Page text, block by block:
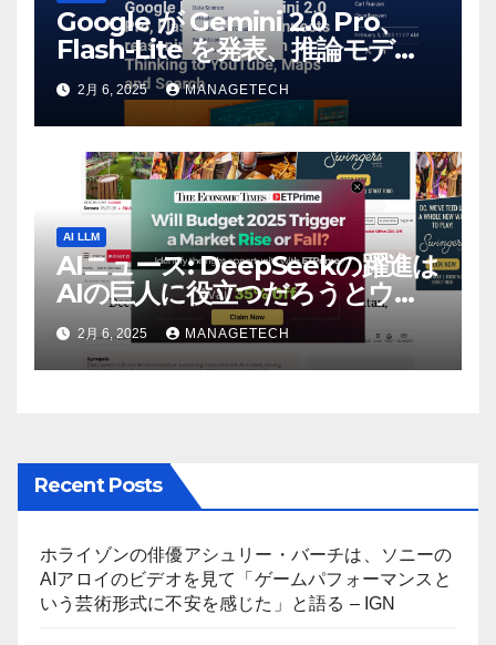
Google が Gemini 2.0 Pro、
Flash-Lite を発表、推論モデル
Flash Thinking を YouTube、
マップ、検索に接続 |
VentureBeat
2月 6, 2025 MANAGETECH
AI LLM
AIニュース: DeepSeekの躍進は
AIの巨人に役立つだろうとウォ
ール街のアナリストが語る –
The Economic Times
2月 6, 2025 MANAGETECH
Recent Posts
ホライゾンの俳優アシュリー・バーチは、ソニーの
AIアロイのビデオを見て「ゲームパフォーマンスと
いう芸術形式に不安を感じた」と語る – IGN